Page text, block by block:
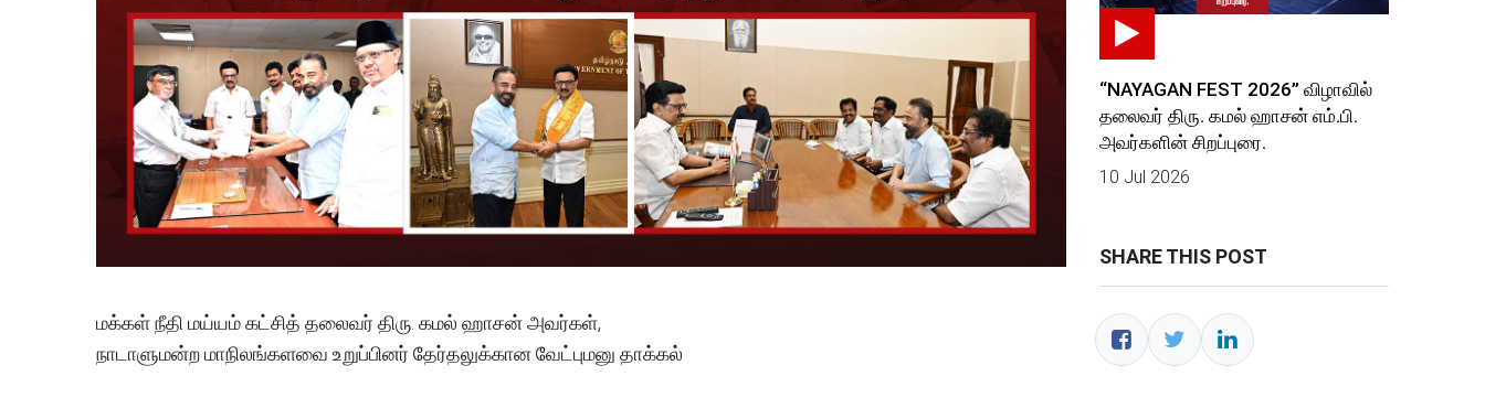
மக்கள் நீதி மய்யம் கட்சித் தலைவர் திரு. கமல் ஹாசன் அவர்கள்,
நாடாளுமன்ற மாநிலங்களவை உறுப்பினர் தேர்தலுக்கான வேட்புமனு தாக்கல்
“NAYAGAN FEST 2026” விழாவில்
தலைவர் திரு. கமல் ஹாசன் எம்.பி.
அவர்களின் சிறப்புரை.
10 Jul 2026
SHARE THIS POST